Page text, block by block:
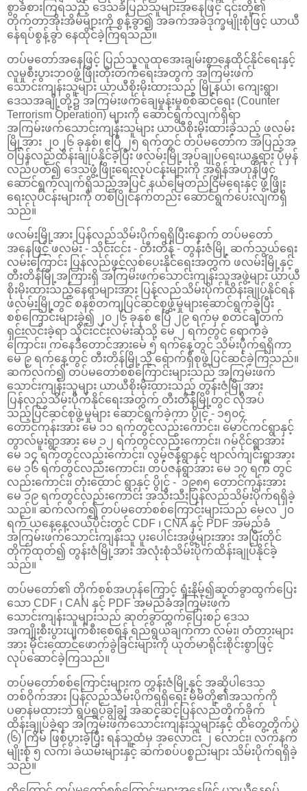
စွာခံစားကြရသည့် ဒေသခံပြည်သူများအနေဖြင့် ၎င်းတို့၏
တိုက်တာအိုးအိမ်များကို စွန့်ခွာ၍ အခက်အခဲဒုက္ခမျိုးစုံဖြင့် ယာယီ
နေရပ်စွန့်ခွာ နေထိုင်ခဲ့ကြရသည်။
တပ်မတော်အနေဖြင့် ပြည်သူလူထုအေးချမ်းစွာနေထိုင်နိုင်ရေးနှင့်
လူမှုစီးပွားဘဝဖွံ့ဖြိုးတိုးတက်ရေးအတွက် အကြမ်းဖက်
သောင်းကျန်းသူများ ယာယီစိုးမိုးထားသည့် မြို့နယ်၊ ကျေးရွာ၊
ဒေသအချို့တို့၌ အကြမ်းဖက်ချေမှုန်းမှုစစ်ဆင်ရေး (Counter
Terrorism Operation) များကို ဆောင်ရွက်လျက်ရှိရာ
အကြမ်းဖက်သောင်းကျန်းသူများ ယာယီစိုးမိုးထားခဲ့သည့် ဖလမ်း
မြို့အား ၂၀၂၆ ခုနှစ်၊ ဧပြီ ၂၅ ရက်တွင် တပ်မတော်က အပြည့်အ
ဝပြန်လည်ထိန်းချုပ်နိုင်ခဲ့ပြီး ဖလမ်းမြို့အုပ်ချုပ်ရေးယန္တရား ပုံမှန်
လည်ပတ်၍ ဒေသဖွံ့ဖြိုးရေးလုပ်ငန်းများကို အရှိန်အဟုန်ဖြင့်
ဆောင်ရွက်လျက်ရှိသည့်အပြင် နယ်မြေတည်ငြိမ်ရေးနှင့် ဖွံ့ဖြိုး
ရေးလုပ်ငန်းများကို တစ်ပြိုင်နက်တည်း ဆောင်ရွက်ပေးလျက်ရှိ
သည်။
ဖလမ်းမြို့အား ပြန်လည်သိမ်းပိုက်ရရှိပြီးနောက် တပ်မတော်
အနေဖြင့် ဖလမ်း - သိုင်းငင်း - တီးတိန် - တွန်းဇံမြို့ ဆက်သွယ်ရေး
လမ်းကြောင်း ပြန်လည်ဖွင့်လှစ်ပေးနိုင်ရေးအတွက် ဖလမ်းမြို့နှင့်
တီးတိန်မြို့အကြားရှိ အကြမ်းဖက်သောင်းကျန်းသူအဖွဲ့များ ယာယီ
စိုးမိုးထားသည့်နေရာများအား ပြန်လည်သိမ်းပိုက်ထိန်းချုပ်နိုင်ရန်
ဖလမ်းမြို့တွင် စနစ်တကျပြင်ဆင်စုဖွဲ့မှုများဆောင်ရွက်ခဲ့ပြီး
စစ်ကြောင်းများခွဲ၍ ၂၀၂၆ ခုနှစ် ဧပြီ ၂၉ ရက်မှ စတင်ချီတက်
ရှင်းလင်းခဲ့ရာ သိုင်းငင်းလမ်းဆုံသို့ မေ ၂ ရက်တွင် ရောက်ခဲ့
ကြောင်း၊ ကနေဒီတောင်အားမေ ၅ ရက်နေ့တွင် သိမ်းပိုက်ရရှိကာ
မေ ၉ ရက်နေ့တွင် တီးတိန်မြို့သို့ ရောက်ရှိစုဖွဲ့ပြင်ဆင်ခဲ့ကြသည်။
ဆက်လက်၍ တပ်မတော်စစ်ကြောင်းများသည် အကြမ်းဖက်
သောင်းကျန်းသူများ ယာယီစိုးမိုးထားသည့် တွန်းဇံမြို့အား
ပြန်လည်သိမ်းပိုက်နိုင်ရေးအတွက် တီးတိန်မြို့တွင် လိုအပ်
သည့်ပြင်ဆင်စုဖွဲ့မှုများ ဆောင်ရွက်ခဲ့ကာ ပွိုင့် - ၁၅၀၄
တောင်ကုန်းအား မေ ၁၁ ရက်တွင်လည်းကောင်း၊ မောင်ကင်ရွာနှင့်
တွာလ်မူးရွာအား မေ ၁၂ ရက်တွင်လည်းကောင်း၊ ဂမ်ငိုင်ရွာအား
မေ ၁၄ ရက်တွင်လည်းကောင်း၊ လွမ့်ဇန်ရွာနှင့် ဗျာလ်ကျင်းရွာအား
မေ ၁၆ ရက်တွင်လည်းကောင်း၊ တပ်ဇန်ရွာအား မေ ၁၇ ရက် တွင်
လည်းကောင်း၊ တုံးထောင် ရွာနှင့် ပွိုင့် - ၁၉၈၅ တောင်ကုန်းအား
မေ ၁၉ ရက်တွင်လည်းကောင်း အသီးသီးပြန်လည်သိမ်းပိုက်ရရှိခဲ့
သည်။ ဆက်လက်၍ တပ်မတော်စစ်ကြောင်းများသည် မေလ ၂၀
ရက် ယနေ့နေ့လယ်ပိုင်းတွင် CDF ၊ CNA နှင့် PDF အမည်ခံ
အကြမ်းဖက်သောင်းကျန်းသူ ပူးပေါင်းအဖွဲ့များအား အပြီးတိုင်
တိုက်ထုတ်၍ တွန်းဇံမြို့အား အလုံးစုံသိမ်းပိုက်ထိန်းချုပ်နိုင်ခဲ့
သည်။
တပ်မတော်၏ တိုက်စစ်အဟုန်ကြောင့် ရှုံးနိမ့်၍ဆုတ်ခွာထွက်ပြေး
သော CDF ၊ CAN နှင့် PDF အမည်ခံအကြမ်းဖက်
သောင်းကျန်းသူများသည် ဆုတ်ခွာထွက်ပြေးစဉ် ဒေသ
အကျိုးစီးပွားပျက်စီးစေရန် ရည်ရွယ်ချက်ကာ လမ်း၊ တံတားများ
အား မိုင်းထောင်ဖောက်ခွဲခြင်းများကို ယုတ်မာရိုင်းစိုင်းစွာဖြင့်
လုပ်ဆောင်ခဲ့ကြသည်။
တပ်မတော်စစ်ကြောင်းများက တွန်းဇံမြို့နှင့် အဆိုပါဒေသ
တစ်ဝိုက်အား ပြန်လည်သိမ်းပိုက်ရရှိရေး မိမိတို့၏အသက်ကို
ပဓာနမထားဘဲ ရွပ်ရွပ်ချွံချွံ အဆင့်ဆင့်ပြန်လည်တိုက်ခိုက်
ထိန်းချုပ်ခဲ့ရာ အကြမ်းဖက်သောင်းကျန်းသူများနှင့် ထိတွေ့တိုက်ပွဲ
(၆) ကြိမ် ဖြစ်ပွားခဲ့ပြီး ရန်သူ့ထံမှ အလောင်း ၂ လောင်း၊ လက်နက်
မျိုးစုံ ၅ လက်၊ ခဲယမ်းများနှင့် ဆက်စပ်ပစ္စည်းများ သိမ်းပိုက်ရရှိခဲ့
သည်။